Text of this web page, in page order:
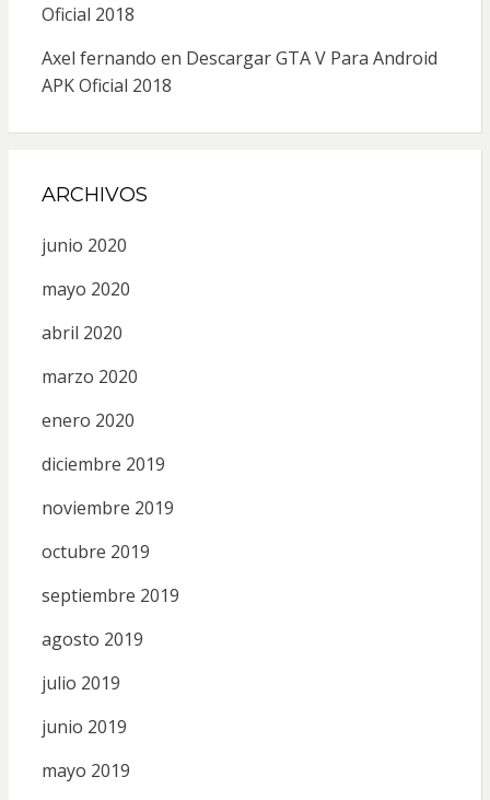
Oficial 2018
Axel fernando en Descargar GTA V Para Android
APK Oficial 2018
ARCHIVOS
junio 2020
mayo 2020
abril 2020
marzo 2020
enero 2020
diciembre 2019
noviembre 2019
octubre 2019
septiembre 2019
agosto 2019
julio 2019
junio 2019
mayo 2019